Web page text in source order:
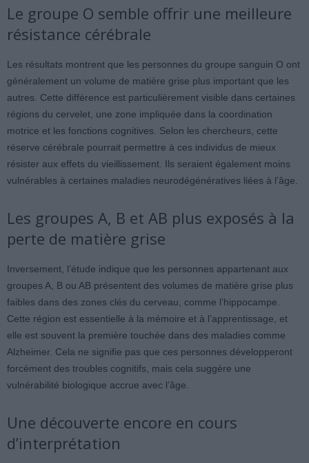
Le groupe O semble offrir une meilleure
résistance cérébrale
Les résultats montrent que les personnes du groupe sanguin O ont
généralement un volume de matière grise plus important que les
autres. Cette différence est particulièrement visible dans certaines
régions du cervelet, une zone impliquée dans la coordination
motrice et les fonctions cognitives. Selon les chercheurs, cette
réserve cérébrale pourrait permettre à ces individus de mieux
résister aux effets du vieillissement. Ils seraient également moins
vulnérables à certaines maladies neurodégénératives liées à l’âge.
Les groupes A, B et AB plus exposés à la
perte de matière grise
Inversement, l’étude indique que les personnes appartenant aux
groupes A, B ou AB présentent des volumes de matière grise plus
faibles dans des zones clés du cerveau, comme l’hippocampe.
Cette région est essentielle à la mémoire et à l’apprentissage, et
elle est souvent la première touchée dans des maladies comme
Alzheimer. Cela ne signifie pas que ces personnes développeront
forcément des troubles cognitifs, mais cela suggère une
vulnérabilité biologique accrue avec l’âge.
Une découverte encore en cours
d’interprétation